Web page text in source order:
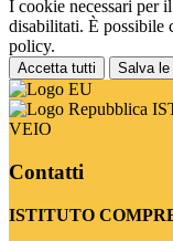
I cookie necessari per
disabilitati. È possibile
policy.
Accetta tutti Salva le
VEIO
Contatti
ISTITUTO